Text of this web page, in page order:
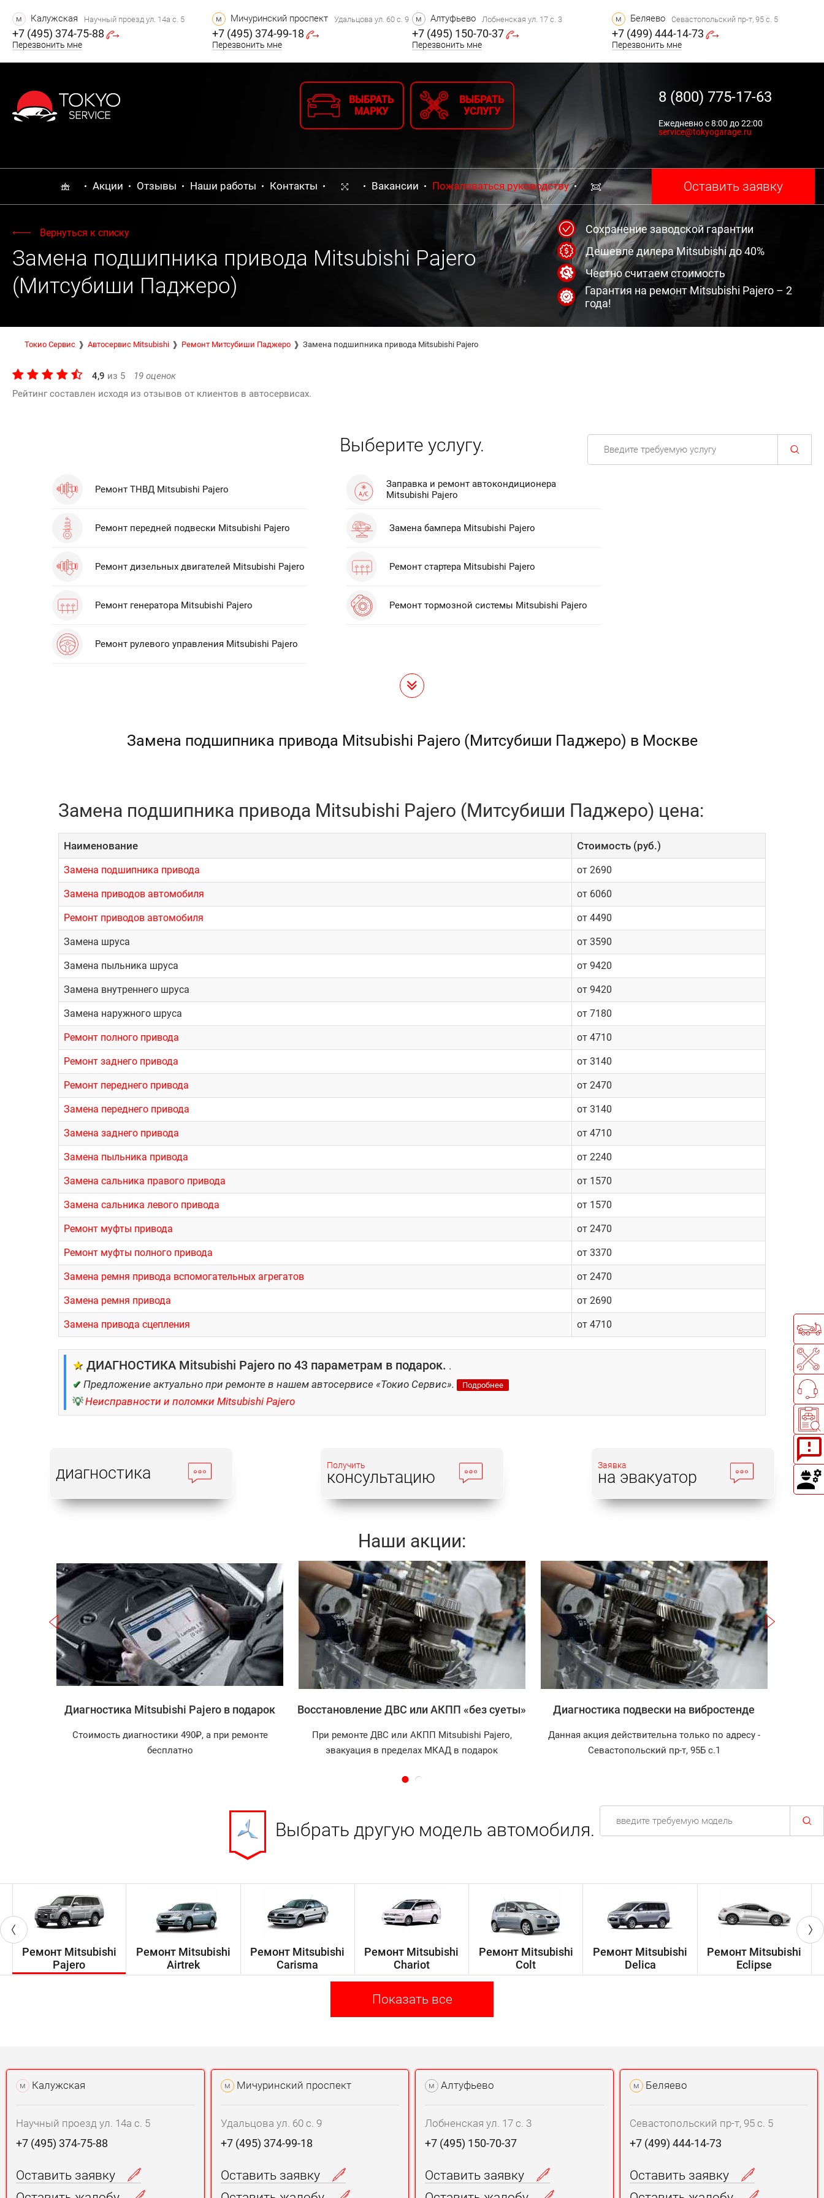
м Калужская Научный проезд ул. 14а с. 5
+7 (495) 374-75-88
Перезвонить мне
м Мичуринский проспект Удальцова ул. 60 с. 9
+7 (495) 374-99-18
Перезвонить мне
м Алтуфьево Лобненская ул. 17 с. 3
+7 (495) 150-70-37
Перезвонить мне
м Беляево Севастопольский пр-т, 95 с. 5
+7 (499) 444-14-73
Перезвонить мне
ВЫБРАТЬ
МАРКУ
ВЫБРАТЬ
УСЛУГУ
8 (800) 775-17-63
Ежедневно с 8:00 до 22:00
service@tokyogarage.ru
Акции Отзывы Наши работы Контакты Вакансии Пожаловаться руководству Оставить заявку
Вернуться к списку
Замена подшипника привода Mitsubishi Pajero
(Митсубиши Паджеро)
Сохранение заводской гарантии
Дешевле дилера Mitsubishi до 40%
Честно считаем стоимость
Гарантия на ремонт Mitsubishi Pajero – 2
года!
Токио Сервис Автосервис Mitsubishi Ремонт Митсубиши Паджеро Замена подшипника привода Mitsubishi Pajero
4,9 из 5 19 оценок
Рейтинг составлен исходя из отзывов от клиентов в автосервисах.
Выберите услугу.
Ремонт ТНВД Mitsubishi Pajero
Заправка и ремонт автокондиционера
Mitsubishi Pajero
Ремонт передней подвески Mitsubishi Pajero Замена бампера Mitsubishi Pajero
Ремонт дизельных двигателей Mitsubishi Pajero Ремонт стартера Mitsubishi Pajero
Ремонт генератора Mitsubishi Pajero Ремонт тормозной системы Mitsubishi Pajero
Ремонт рулевого управления Mitsubishi Pajero
Замена подшипника привода Mitsubishi Pajero (Митсубиши Паджеро) в Москве
Замена подшипника привода Mitsubishi Pajero (Митсубиши Паджеро) цена:
Наименование Cтоимость (руб.)
Замена подшипника привода от 2690
Замена приводов автомобиля от 6060
Ремонт приводов автомобиля от 4490
Замена шруса от 3590
Замена пыльника шруса от 9420
Замена внутреннего шруса от 9420
Замена наружного шруса от 7180
Ремонт полного привода от 4710
Ремонт заднего привода от 3140
Ремонт переднего привода от 2470
Замена переднего привода от 3140
Замена заднего привода от 4710
Замена пыльника привода от 2240
Замена сальника правого привода от 1570
Замена сальника левого привода от 1570
Ремонт муфты привода от 2470
Ремонт муфты полного привода от 3370
Замена ремня привода вспомогательных агрегатов от 2470
Замена ремня привода от 2690
Замена привода сцепления от 4710
★ ДИАГНОСТИКА Mitsubishi Pajero по 43 параметрам в подарок. .
✔ Предложение актуально при ремонте в нашем автосервисе «Токио Сервис». Подробнее
💡 Неисправности и поломки Mitsubishi Pajero
диагностика Получить
консультацию
Заявка
на эвакуатор
Наши акции:
Записаться
Диагностика Mitsubishi Pajero в подарок
Стоимость диагностики 490₽, а при ремонте
бесплатно
Записаться
Восстановление ДВС или АКПП «без суеты»
При ремонте ДВС или АКПП Mitsubishi Pajero,
эвакуация в пределах МКАД в подарок
Записаться
Диагностика подвески на вибростенде
Данная акция действительна только по адресу -
Севастопольский пр-т, 95Б с.1
Выбрать другую модель автомобиля.
Ремонт Mitsubishi
Pajero
Ремонт Mitsubishi
Airtrek
Ремонт Mitsubishi
Carisma
Ремонт Mitsubishi
Chariot
Ремонт Mitsubishi
Colt
Ремонт Mitsubishi
Delica
Ремонт Mitsubishi
Eclipse
Показать все
м Калужская
Научный проезд ул. 14а с. 5
+7 (495) 374-75-88
Оставить заявку
м Мичуринский проспект
Удальцова ул. 60 с. 9
+7 (495) 374-99-18
Оставить заявку
м Алтуфьево
Лобненская ул. 17 с. 3
+7 (495) 150-70-37
Оставить заявку
м Беляево
Севастопольский пр-т, 95 с. 5
+7 (499) 444-14-73
Оставить заявку